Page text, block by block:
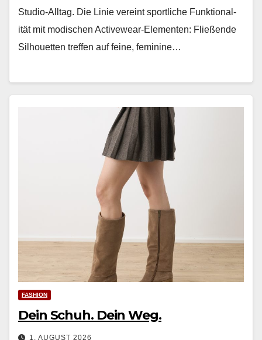
Stu­dio-All­t­ag. Die Lin­ie vere­int sportliche Funk­tion­al­
ität mit modis­chen Activewear-Ele­menten: Fließende
Sil­hou­et­ten tre­f­fen auf feine, fem­i­nine…
FASHION
Dein Schuh. Dein Weg.
1. AUGUST 2026